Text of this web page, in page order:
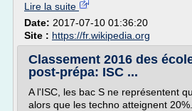
Lire la suite
Date: 2017-07-10 01:36:20
Site : https://fr.wikipedia.org
Classement 2016 des
post-prépa: ISC ...
A l'ISC, les bac S ne représentent
alors que les techno atteignent